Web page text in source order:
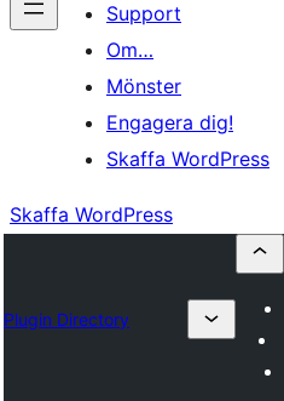
Support
Om…
Mönster
Engagera dig!
Skaffa WordPress
Skaffa WordPress
Plugin Directory